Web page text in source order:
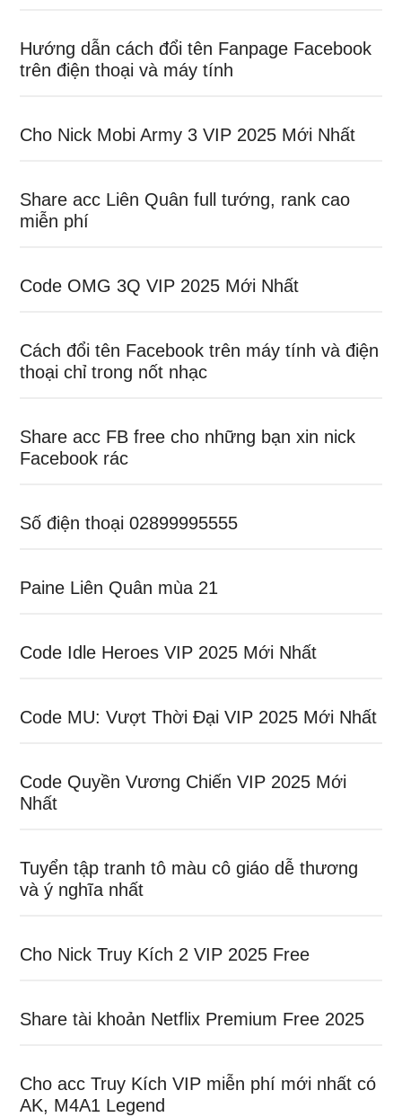
Hướng dẫn cách đổi tên Fanpage Facebook
trên điện thoại và máy tính
Cho Nick Mobi Army 3 VIP 2025 Mới Nhất
Share acc Liên Quân full tướng, rank cao
miễn phí
Code OMG 3Q VIP 2025 Mới Nhất
Cách đổi tên Facebook trên máy tính và điện
thoại chỉ trong nốt nhạc
Share acc FB free cho những bạn xin nick
Facebook rác
Số điện thoại 02899995555
Paine Liên Quân mùa 21
Code Idle Heroes VIP 2025 Mới Nhất
Code MU: Vượt Thời Đại VIP 2025 Mới Nhất
Code Quyền Vương Chiến VIP 2025 Mới
Nhất
Tuyển tập tranh tô màu cô giáo dễ thương
và ý nghĩa nhất
Cho Nick Truy Kích 2 VIP 2025 Free
Share tài khoản Netflix Premium Free 2025
Cho acc Truy Kích VIP miễn phí mới nhất có
AK, M4A1 Legend